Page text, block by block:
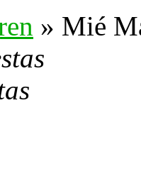
» Mié